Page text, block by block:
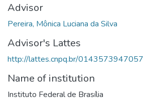
Advisor
Pereira, Mônica Luciana da Silva
Advisor's Lattes
http://lattes.cnpq.br/
Name of institution
Instituto Federal de Brasília